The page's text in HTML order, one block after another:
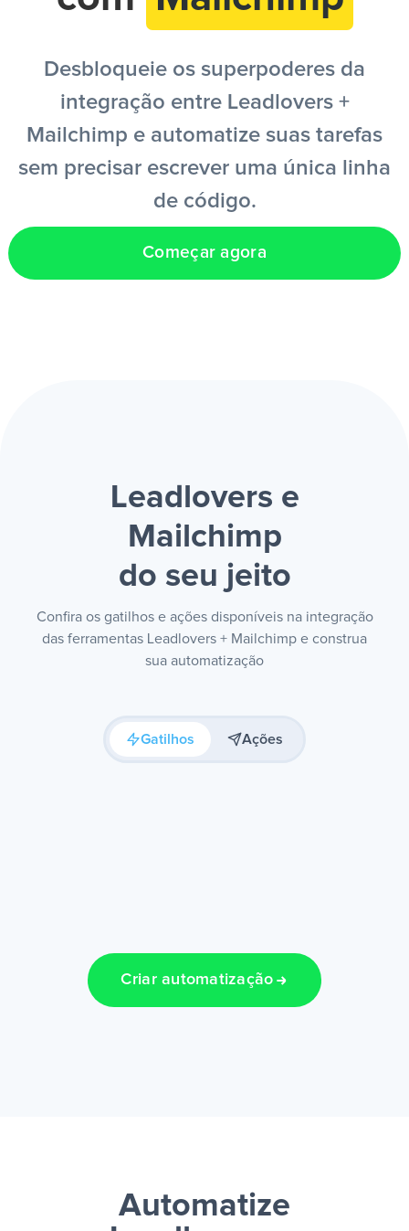
Desbloqueie os superpoderes da
integração entre Leadlovers +
Mailchimp e automatize suas tarefas
sem precisar escrever uma única linha
de código.
Começar agora
Leadlovers e
Mailchimp
do seu jeito
Confira os gatilhos e ações disponíveis na integração
das ferramentas Leadlovers + Mailchimp e construa
sua automatização
Gatilhos Ações
Criar automatização
Automatize